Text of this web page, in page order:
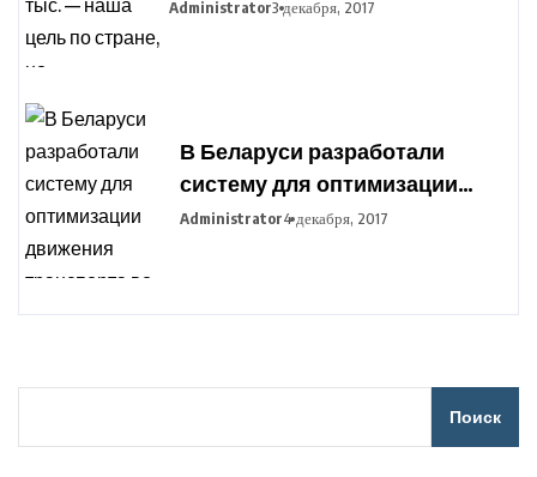
Administrator3 декабря, 2017
В Беларуси разработали
систему для оптимизации
движения транспорта во
Administrator4 декабря, 2017
Поиск